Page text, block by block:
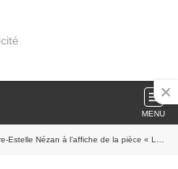
MENU
de la pièce « Le Village Est A 12 Kilomètres…Environ ! »